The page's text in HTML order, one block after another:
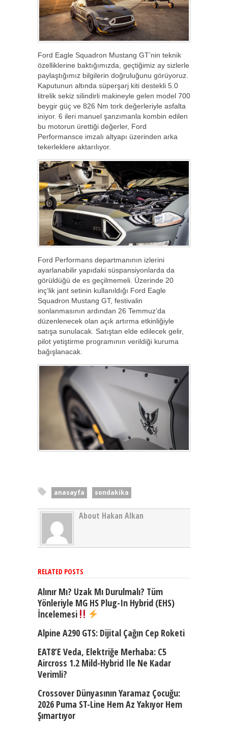
Ford Eagle Squadron Mustang GT’nin teknik
özelliklerine baktığımızda, geçtiğimiz ay sizlerle
paylaştığımız bilgilerin doğruluğunu görüyoruz.
Kaputunun altında süperşarj kiti destekli 5.0
litrelik sekiz silindirli makineyle gelen model 700
beygir güç ve 826 Nm tork değerleriyle asfalta
iniyor. 6 ileri manuel şanzımanla kombin edilen
bu motorun ürettiği değerler, Ford
Performansce imzalı altyapı üzerinden arka
tekerleklere aktarılıyor.
Ford Performans departmanının izlerini
ayarlanabilir yapıdaki süspansiyonlarda da
görüldüğü de es geçilmemeli. Üzerinde 20
inç‘lik jant setinin kullanıldığı Ford Eagle
Squadron Mustang GT, festivalin
sonlanmasının ardından 26 Temmuz’da
düzenlenecek olan açık artırma etkinliğiyle
satışa sunulacak. Satıştan elde edilecek gelir,
pilot yetiştirme programının verildiği kuruma
bağışlanacak.
anasayfa sondakika
About Hakan Alkan
RELATED POSTS
Alınır Mı? Uzak Mı Durulmalı? Tüm
Yönleriyle MG HS Plug-In Hybrid (EHS)
İncelemesi
Alpine A290 GTS: Dijital Çağın Cep Roketi
EAT8’e Veda, Elektriğe Merhaba: C5
Aircross 1.2 Mild-Hybrid Ile Ne Kadar
Verimli?
Crossover Dünyasının Yaramaz Çocuğu:
2026 Puma ST-Line Hem Az Yakıyor Hem
Şımartıyor